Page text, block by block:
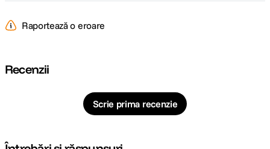
Raportează o eroare
Recenzii
Scrie prima recenzie